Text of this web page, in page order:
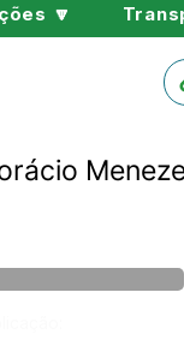
🔽